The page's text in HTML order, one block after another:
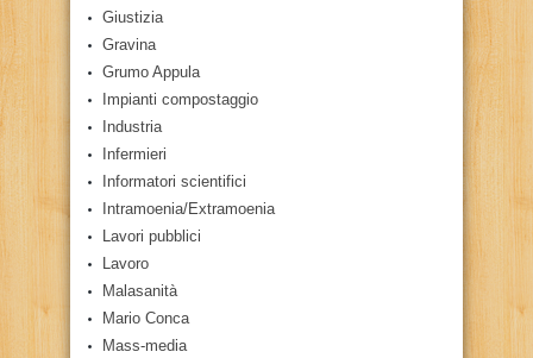
Giustizia
Gravina
Grumo Appula
Impianti compostaggio
Industria
Infermieri
Informatori scientifici
Intramoenia/Extramoenia
Lavori pubblici
Lavoro
Malasanità
Mario Conca
Mass-media